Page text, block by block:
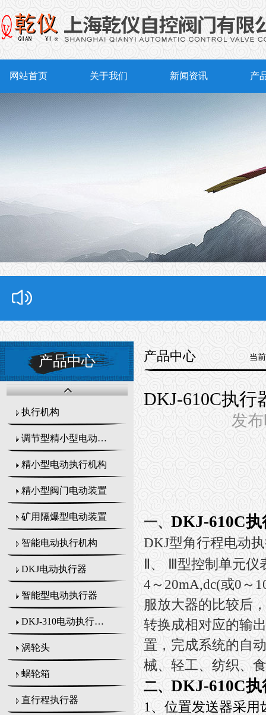
网站首页 关于我们 新闻资讯 产
产品中心
执行机构
调节型精小型电动执行器
精小型电动执行机构
精小型阀门电动装置
矿用隔爆型电动装置
智能电动执行机构
DKJ电动执行器
智能型电动执行器
DKJ-310电动执行机构
涡轮头
蜗轮箱
直行程执行器
产品中心 当
DKJ-610C执行
发
一、DKJ-610C
DKJ型角行程电动
、
型控制单元仪
4～20mA,dc(或0 ～
服放大器的比较后
转换成相对应的输
置，完成系统的自
械、轻工、纺织、
二、DKJ-610C
1、 位置发送器采用